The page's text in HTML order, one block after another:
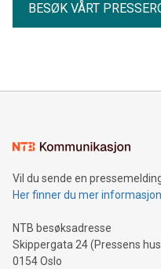
BESØK VÅRT
Vil du sende en
Her finner du mer
NTB besøksadresse
Skippergata 24 (Pressens
0154 Oslo